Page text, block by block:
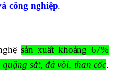
công nghiệp.
sản xuất khoảng 67%
quặng sắt, đá vôi, than cốc.